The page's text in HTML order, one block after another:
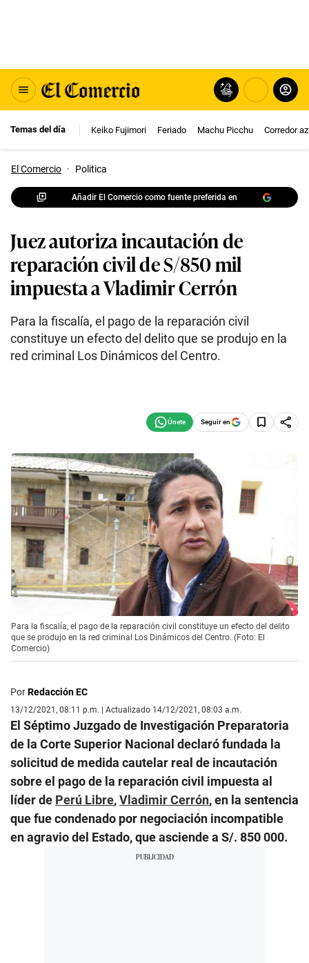
Temas del día Keiko Fujimori Feriado Machu Picchu Corredor
El Comercio · Politica
Añadir El Comercio como fuente preferida en
Juez autoriza incautación de
reparación civil de S/850 mil
impuesta a Vladimir Cerrón
Para la fiscalía, el pago de la reparación civil
constituye un efecto del delito que se produjo en la
red criminal Los Dinámicos del Centro.
Seguir en
Para la fiscalía, el pago de la reparación civil constituye un efecto del delito
que se produjo en la red criminal Los Dinámicos del Centro. (Foto: El
Comercio)
PorRedacción EC
13/12/2021, 08:11 p.m. | Actualizado 14/12/2021, 08:03 a.m.
El Séptimo Juzgado de Investigación Preparatoria
de la Corte Superior Nacional declaró fundada la
solicitud de medida cautelar real de incautación
sobre el pago de la reparación civil impuesta al
líder de Perú Libre,Vladimir Cerrón, en la sentencia
que fue condenado por negociación incompatible
en agravio del Estado, que asciende a S/. 850 000.